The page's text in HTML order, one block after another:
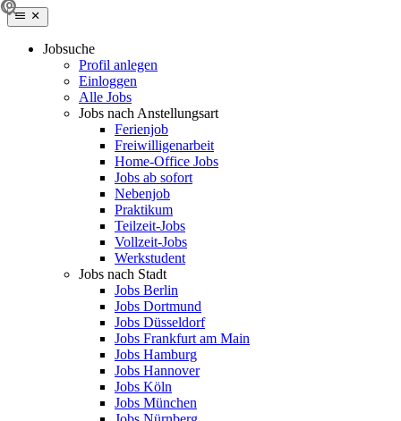
Jobsuche
Profil anlegen
Einloggen
Alle Jobs
Jobs nach Anstellungsart
Ferienjob
Freiwilligenarbeit
Home-Office Jobs
Jobs ab sofort
Nebenjob
Praktikum
Teilzeit-Jobs
Vollzeit-Jobs
Werkstudent
Jobs nach Stadt
Jobs Berlin
Jobs Dortmund
Jobs Düsseldorf
Jobs Frankfurt am Main
Jobs Hamburg
Jobs Hannover
Jobs Köln
Jobs München